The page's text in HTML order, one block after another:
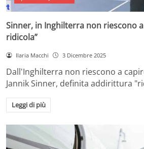
Sinner, in Inghilterra non riescono a
ridicola”
Ilaria Macchi 3 Dicembre 2025
Dall'Inghilterra non riescono a
Jannik Sinner, definita addirittura
Leggi di più